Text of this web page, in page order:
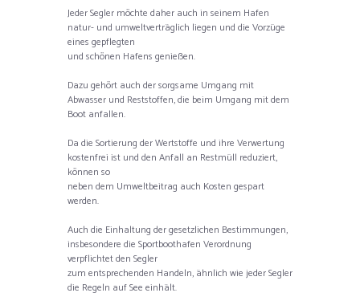
Jeder Segler möchte daher auch in seinem Hafen
natur- und umweltverträglich liegen und die Vorzüge
eines gepflegten
und schönen Hafens genießen.
Dazu gehört auch der sorgsame Umgang mit
Abwasser und Reststoffen, die beim Umgang mit dem
Boot anfallen.
Da die Sortierung der Wertstoffe und ihre Verwertung
kostenfrei ist und den Anfall an Restmüll reduziert,
können so
neben dem Umweltbeitrag auch Kosten gespart
werden.
Auch die Einhaltung der gesetzlichen Bestimmungen,
insbesondere die Sportboothafen Verordnung
verpflichtet den Segler
zum entsprechenden Handeln, ähnlich wie jeder Segler
die Regeln auf See einhält.